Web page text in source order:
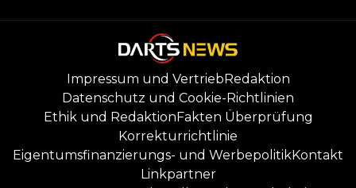
Impressum und VertriebRedaktion
Datenschutz und Cookie-Richtlinien
Ethik und RedaktionFakten Überprüfung
Korrekturrichtlinie
Eigentumsfinanzierungs- und WerbepolitikKontakt
Linkpartner